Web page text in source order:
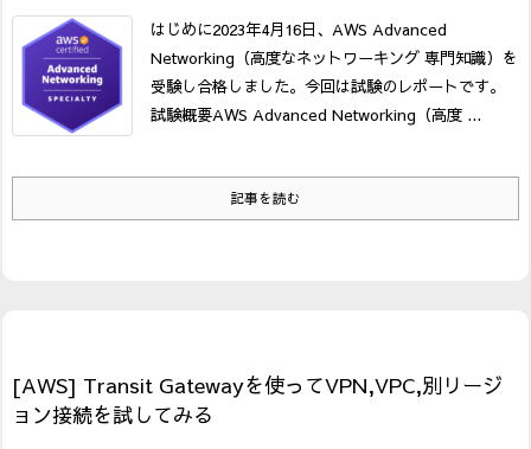
はじめに2023年4月16日、AWS Advanced
Networking（高度なネットワーキング 専門知識）を
受験し合格しました。今回は試験のレポートです。
試験概要AWS Advanced Networking（高度 ...
記事を読む
[AWS] Transit Gatewayを使ってVPN,VPC,別リージ
ョン接続を試してみる